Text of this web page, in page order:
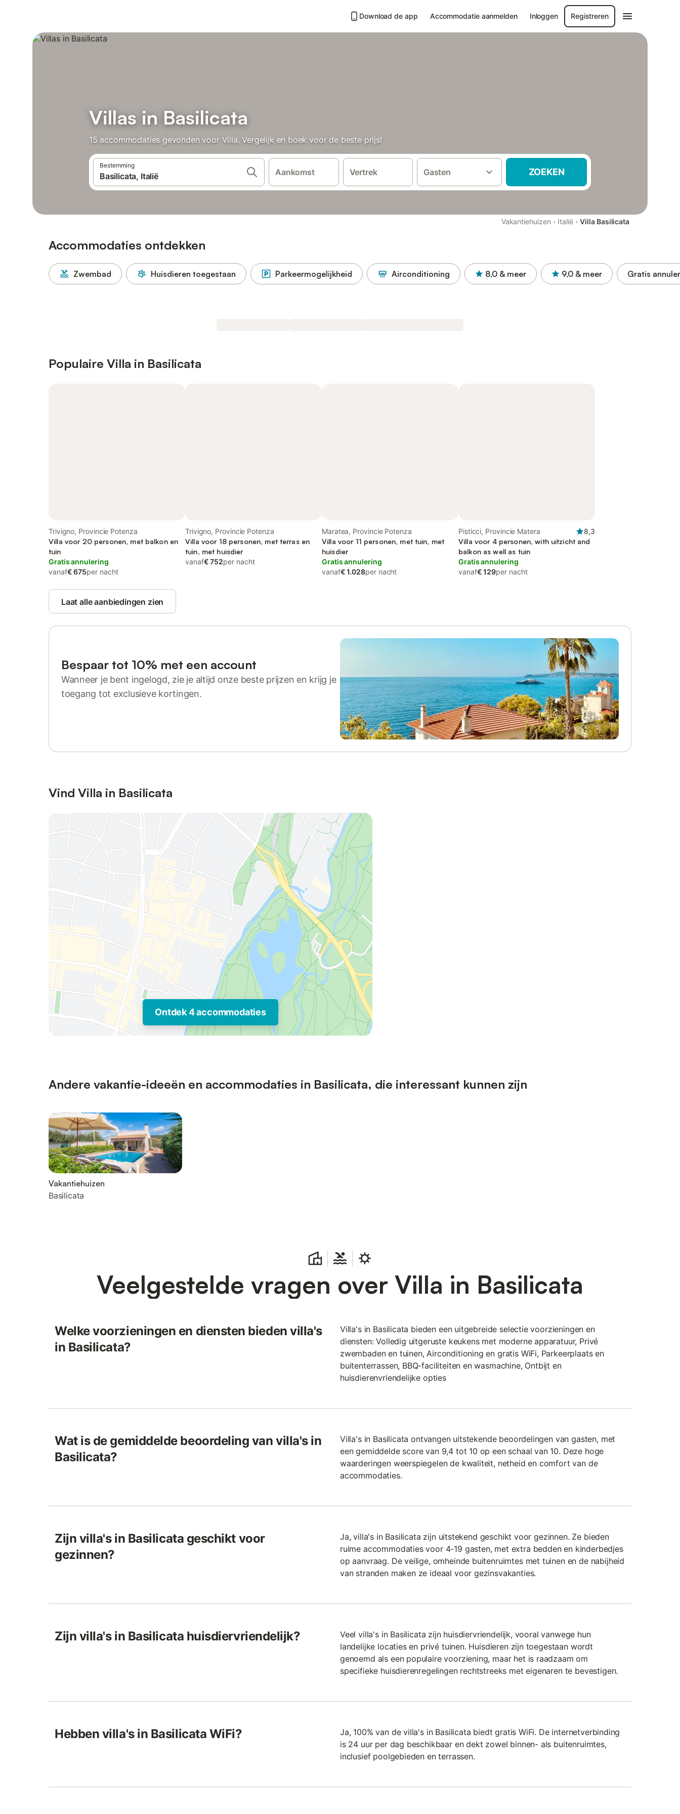
Download de app Accommodatie aanmelden Inloggen Registreren
Villas in Basilicata
15 accommodaties gevonden voor Villa. Vergelijk en boek voor de beste prijs!
Bestemming
Aankomst Vertrek Gasten ZOEKEN
Vakantiehuizen · Italië · Villa Basilicata
Accommodaties ontdekken
Zwembad Huisdieren toegestaan Parkeermogelijkheid Airconditioning 8,0 & meer 9,0 & meer Gratis
Populaire Villa in Basilicata
Trivigno, Provincie Potenza
Villa voor 20 personen, met balkon en
tuin
Gratis annulering
vanaf€ 675per nacht
Trivigno, Provincie Potenza
Villa voor 18 personen, met terras en
tuin, met huisdier
vanaf€ 752per nacht
Maratea, Provincie Potenza
Villa voor 11 personen, met tuin, met
huisdier
Gratis annulering
vanaf€ 1.028per nacht
Pisticci, Provincie Matera
8,3
Villa voor 4 personen, with uitzicht and
balkon as well as tuin
Gratis annulering
vanaf€ 129per nacht
Laat alle aanbiedingen zien
Bespaar tot 10% met een account
Wanneer je bent ingelogd, zie je altijd onze beste prijzen en krijg je
toegang tot exclusieve kortingen.
Vind Villa in Basilicata
Ontdek 4 accommodaties
Andere vakantie-ideeën en accommodaties in Basilicata, die interessant kunnen zijn
Vakantiehuizen
Basilicata
Veelgestelde vragen over Villa in Basilicata
Welke voorzieningen en diensten bieden villa's
in Basilicata?
Villa's in Basilicata bieden een uitgebreide selectie voorzieningen en
diensten: Volledig uitgeruste keukens met moderne apparatuur, Privé
zwembaden en tuinen, Airconditioning en gratis WiFi, Parkeerplaats en
buitenterrassen, BBQ-faciliteiten en wasmachine, Ontbijt en
huisdierenvriendelijke opties
Wat is de gemiddelde beoordeling van villa's in
Basilicata?
Villa's in Basilicata ontvangen uitstekende beoordelingen van gasten, met
een gemiddelde score van 9,4 tot 10 op een schaal van 10. Deze hoge
waarderingen weerspiegelen de kwaliteit, netheid en comfort van de
accommodaties.
Zijn villa's in Basilicata geschikt voor
gezinnen?
Ja, villa's in Basilicata zijn uitstekend geschikt voor gezinnen. Ze bieden
ruime accommodaties voor 4-19 gasten, met extra bedden en kinderbedjes
op aanvraag. De veilige, omheinde buitenruimtes met tuinen en de nabijheid
van stranden maken ze ideaal voor gezinsvakanties.
Zijn villa's in Basilicata huisdiervriendelijk?
Veel villa's in Basilicata zijn huisdiervriendelijk, vooral vanwege hun
landelijke locaties en privé tuinen. Huisdieren zijn toegestaan wordt
genoemd als een populaire voorziening, maar het is raadzaam om
specifieke huisdierenregelingen rechtstreeks met eigenaren te bevestigen.
Hebben villa's in Basilicata WiFi?
Ja, 100% van de villa's in Basilicata biedt gratis WiFi. De internetverbinding
is 24 uur per dag beschikbaar en dekt zowel binnen- als buitenruimtes,
inclusief poolgebieden en terrassen.